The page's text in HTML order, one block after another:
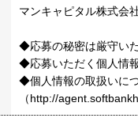
マンキャピタル株式会
◆応募の秘密は厳守いた
◆応募いただく個人情
◆個人情報の取扱いに
（http://